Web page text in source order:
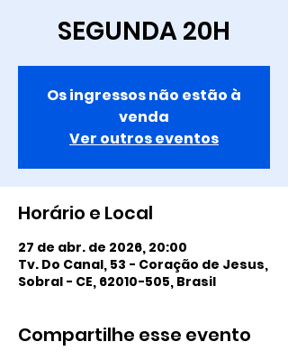
SEGUNDA 20H
Os ingressos não estão à
venda
Ver outros eventos
Horário e Local
27 de abr. de 2026, 20:00
Tv. Do Canal, 53 - Coração de Jesus,
Sobral - CE, 62010-505, Brasil
Compartilhe esse evento